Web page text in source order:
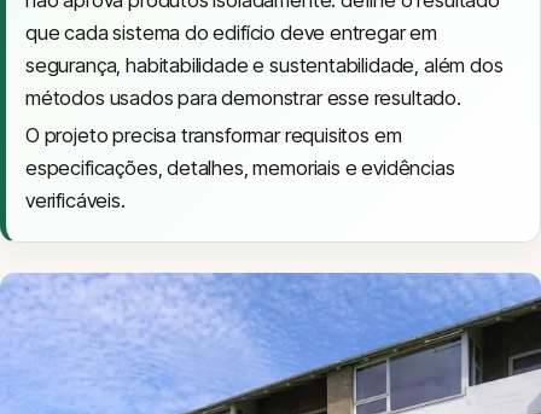
que cada sistema do edifício deve entregar em
segurança, habitabilidade e sustentabilidade, além dos
métodos usados para demonstrar esse resultado.
O projeto precisa transformar requisitos em
especificações, detalhes, memoriais e evidências
verificáveis.